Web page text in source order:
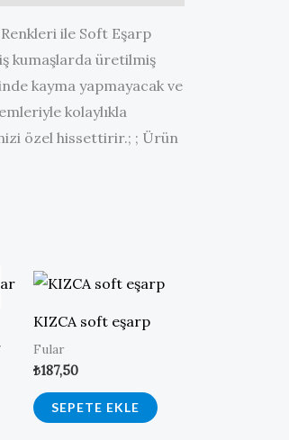
ile Soft Eşarp
kumaşlarda üretilmiş
kayma yapmayacak ve
kolaylıkla
özel hissettirir.; ; Ürün
KIZCA soft eşarp
Fular
₺187,50
SEPETE EKLE